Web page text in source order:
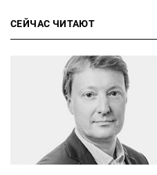
СЕЙЧАС ЧИТАЮТ